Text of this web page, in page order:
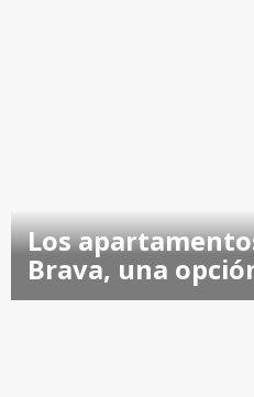
Los
Brava, una